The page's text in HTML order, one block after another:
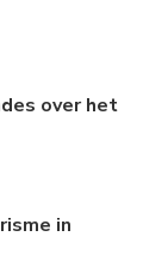
over het
in